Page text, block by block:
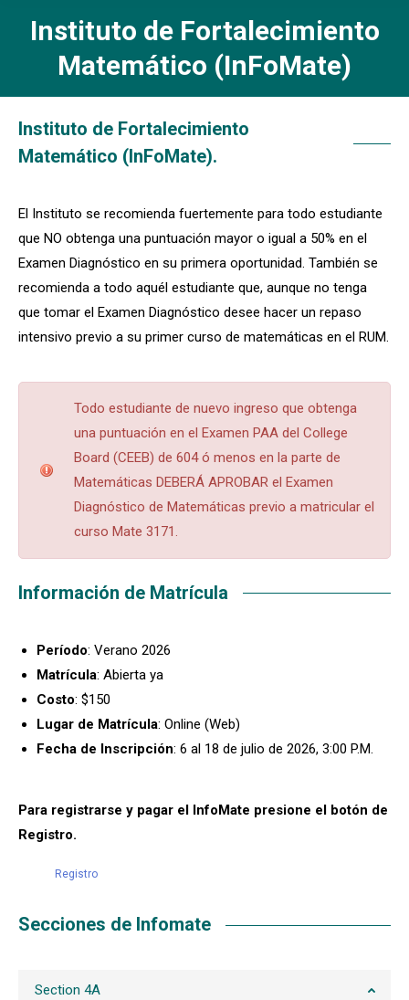
Instituto de Fortalecimiento
Matemático (InFoMate)
Instituto de Fortalecimiento
Matemático (InFoMate).
El Instituto se recomienda fuertemente para todo estudiante
que NO obtenga una puntuación mayor o igual a 50% en el
Examen Diagnóstico en su primera oportunidad. También se
recomienda a todo aquél estudiante que, aunque no tenga
que tomar el Examen Diagnóstico desee hacer un repaso
intensivo previo a su primer curso de matemáticas en el RUM.
Todo estudiante de nuevo ingreso que obtenga
una puntuación en el Examen PAA del College
Board (CEEB) de 604 ó menos en la parte de
Matemáticas DEBERÁ APROBAR el Examen
Diagnóstico de Matemáticas previo a matricular el
curso Mate 3171.
Información de Matrícula
Período: Verano 2026
Matrícula: Abierta ya
Costo: $150
Lugar de Matrícula: Online (Web)
Fecha de Inscripción: 6 al 18 de julio de 2026, 3:00 P.M.
Para registrarse y pagar el InfoMate presione el botón de
Registro.
Registro
Secciones de Infomate
Section 4A